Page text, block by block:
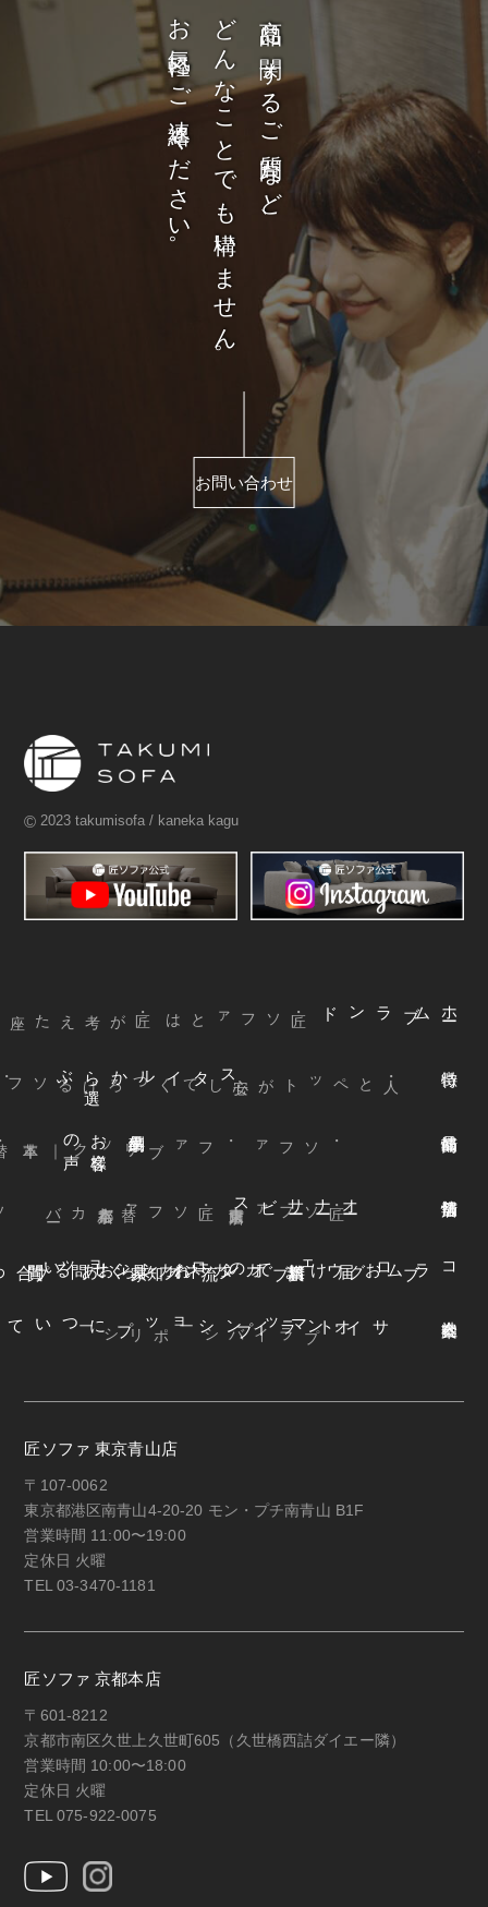
商品に関するご質問など、
どんなことでも構いません。
お気軽にご連絡ください。
お問い合わせ
© 2023 takumisofa / kaneka kagu
ホー
ム
ブランド
・匠ソファとは
スタイルから
選
ぶ
・ソファ
お客様の
声
オーナーサー
ビス
ー
コラム
ブログ
お届けまでの流れ
ウェブカタログ
オンラインショップ お知らせ
サイトマップ
オンラインショップについて
匠ソファ 東京青山店
〒107-0062
東京都港区南青山4-20-20 モン・プチ南青山 B1F
営業時間 11:00〜19:00
定休日 火曜
TEL 03-3470-1181
匠ソファ 京都本店
〒601-8212
京都市南区久世上久世町605（久世橋西詰ダイエー隣）
営業時間 10:00〜18:00
定休日 火曜
TEL 075-922-0075